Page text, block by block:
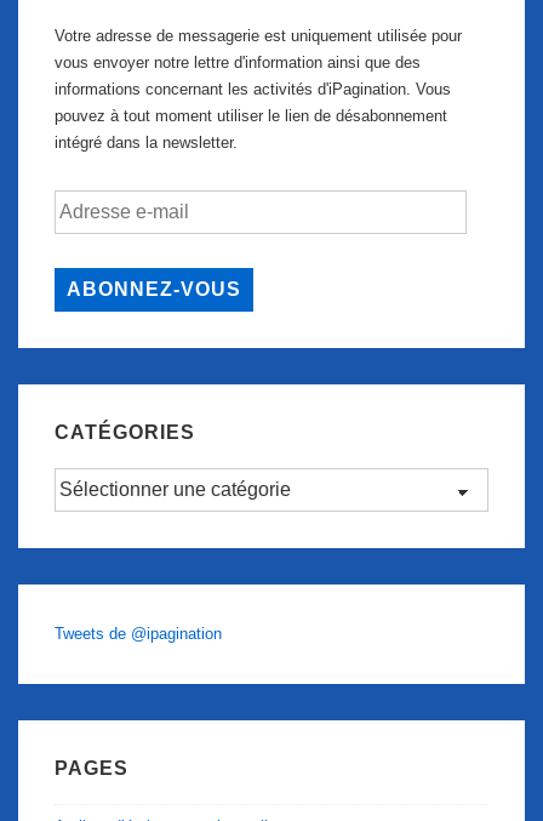
Votre adresse de messagerie est uniquement utilisée pour
vous envoyer notre lettre d'information ainsi que des
informations concernant les activités d'iPagination. Vous
pouvez à tout moment utiliser le lien de désabonnement
intégré dans la newsletter.
Adresse
e-
ABONNEZ-VOUS
CATÉGORIES
Catégories
Tweets de @ipagination
PAGES